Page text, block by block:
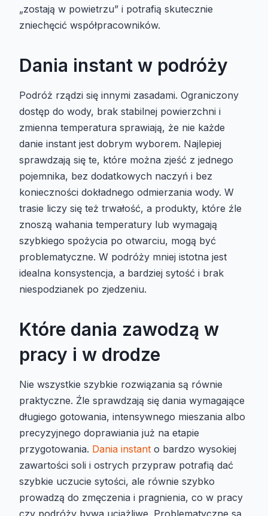
„zostają w powietrzu” i potrafią skutecznie
zniechęcić współpracowników.
Dania instant w podróży
Podróż rządzi się innymi zasadami. Ograniczony
dostęp do wody, brak stabilnej powierzchni i
zmienna temperatura sprawiają, że nie każde
danie instant jest dobrym wyborem. Najlepiej
sprawdzają się te, które można zjeść z jednego
pojemnika, bez dodatkowych naczyń i bez
konieczności dokładnego odmierzania wody. W
trasie liczy się też trwałość, a produkty, które źle
znoszą wahania temperatury lub wymagają
szybkiego spożycia po otwarciu, mogą być
problematyczne. W podróży mniej istotna jest
idealna konsystencja, a bardziej sytość i brak
niespodzianek po zjedzeniu.
Które dania zawodzą w
pracy i w drodze
Nie wszystkie szybkie rozwiązania są równie
praktyczne. Źle sprawdzają się dania wymagające
długiego gotowania, intensywnego mieszania albo
precyzyjnego doprawiania już na etapie
przygotowania. Dania instant o bardzo wysokiej
zawartości soli i ostrych przypraw potrafią dać
szybkie uczucie sytości, ale równie szybko
prowadzą do zmęczenia i pragnienia, co w pracy